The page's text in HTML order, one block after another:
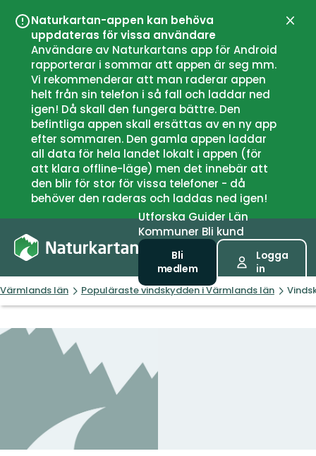
Naturkartan-appen kan behöva
uppdateras för vissa användare
Användare av Naturkartans app för Android
rapporterar i sommar att appen är seg mm.
Vi rekommenderar att man raderar appen
helt från sin telefon i så fall och laddar ned
igen! Då skall den fungera bättre. Den
befintliga appen skall ersättas av en ny app
efter sommaren. Den gamla appen laddar
all data för hela landet lokalt i appen (för
att klara offline-läge) men det innebär att
den blir för stor för vissa telefoner - då
behöver den raderas och laddas ned igen!
UtforskaGuiderLän
Kommuner Bli kund
Bli
medlem
Logga
in
Värmlands län Populäraste vindskydden i Värmlands län